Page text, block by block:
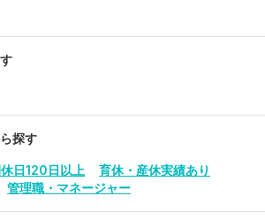
探す
日120日以上
育休・産休実績あり
管理職・マネージャー